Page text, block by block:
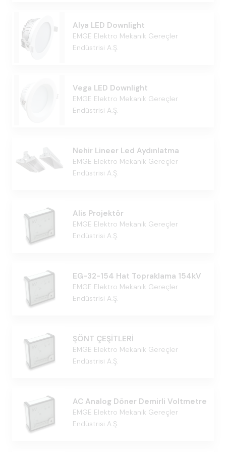
Alya LED Downlight
EMGE Elektro Mekanik Gereçler
Endüstrisi A.Ş.
Vega LED Downlight
EMGE Elektro Mekanik Gereçler
Endüstrisi A.Ş.
Nehir Lineer Led Aydınlatma
EMGE Elektro Mekanik Gereçler
Endüstrisi A.Ş.
Alis Projektör
EMGE Elektro Mekanik Gereçler
Endüstrisi A.Ş.
EG-32-154 Hat Topraklama 154kV
EMGE Elektro Mekanik Gereçler
Endüstrisi A.Ş.
ŞÖNT ÇEŞİTLERİ
EMGE Elektro Mekanik Gereçler
Endüstrisi A.Ş.
AC Analog Döner Demirli Voltmetre
EMGE Elektro Mekanik Gereçler
Endüstrisi A.Ş.